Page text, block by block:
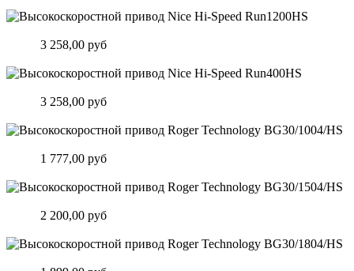
3 258,00 руб
3 258,00 руб
1 777,00 руб
2 200,00 руб